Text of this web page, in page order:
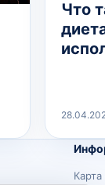
Что
Карта